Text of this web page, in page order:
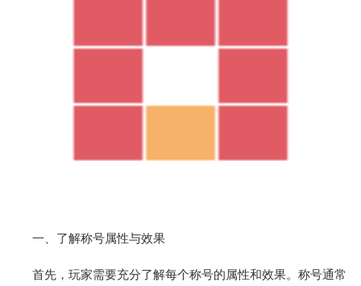
一、了解称号属性与效果
首先，玩家需要充分了解每个称号的属性和效果。称号通常